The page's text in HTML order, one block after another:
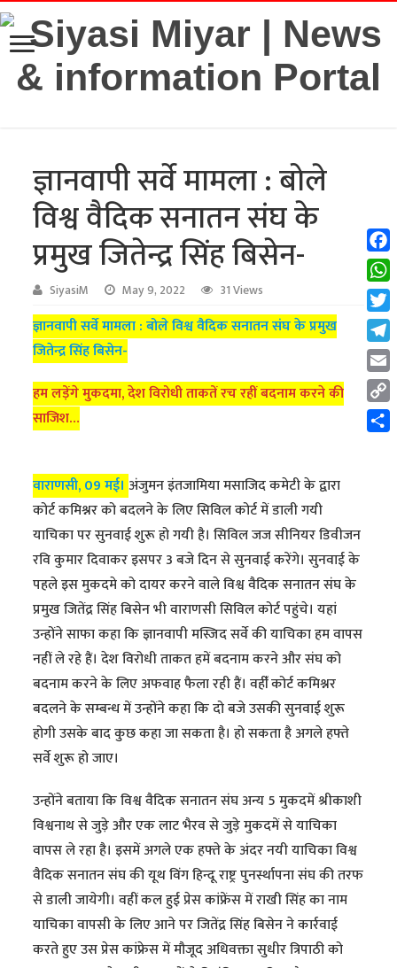
ज्ञानवापी सर्वे मामला : बोले
विश्व वैदिक सनातन संघ के
प्रमुख जितेन्द्र सिंह बिसेन-
SiyasiM May 9, 2022 31 Views
ज्ञानवापी सर्वे मामला : बोले विश्व वैदिक सनातन संघ के प्रमुख
जितेन्द्र सिंह बिसेन-
हम लड़ेंगे मुकदमा, देश विरोधी ताकतें रच रहीं बदनाम करने की
साजिश…
वाराणसी, 09 मई। अंजुमन इंतजामिया मसाजिद कमेटी के द्वारा
कोर्ट कमिश्नर को बदलने के लिए सिविल कोर्ट में डाली गयी
याचिका पर सुनवाई शुरू हो गयी है। सिविल जज सीनियर डिवीजन
रवि कुमार दिवाकर इसपर 3 बजे दिन से सुनवाई करेंगे। सुनवाई के
पहले इस मुकदमे को दायर करने वाले विश्व वैदिक सनातन संघ के
प्रमुख जितेंद्र सिंह बिसेन भी वाराणसी सिविल कोर्ट पहुंचे। यहां
उन्होंने साफा कहा कि ज्ञानवापी मस्जिद सर्वे की याचिका हम वापस
नहीं ले रहे हैं। देश विरोधी ताकत हमें बदनाम करने और संघ को
बदनाम करने के लिए अफवाह फैला रही हैं। वहीँ कोर्ट कमिश्नर
बदलने के सम्बन्ध में उन्होंने कहा कि दो बजे उसकी सुनवाई शुरू
होगी उसके बाद कुछ कहा जा सकता है। हो सकता है अगले हफ्ते
सर्वे शुरू हो जाए।
उन्होंने बताया कि विश्व वैदिक सनातन संघ अन्य 5 मुकदमें श्रीकाशी
विश्वनाथ से जुड़े और एक लाट भैरव से जुड़े मुकदमें से याचिका
वापस ले रहा है। इसमें अगले एक हफ्ते के अंदर नयी याचिका विश्व
वैदिक सनातन संघ की यूथ विंग हिन्दू राष्ट्र पुनर्स्थापना संघ की तरफ
से डाली जायेगी। वहीं कल हुई प्रेस कांफ्रेंस में राखी सिंह का नाम
याचिका वापसी के लिए आने पर जितेंद्र सिंह बिसेन ने कार्रवाई
करते हुए उस प्रेस कांफ्रेस में मौजूद अधिवक्ता सुधीर त्रिपाठी को
Copy
Link